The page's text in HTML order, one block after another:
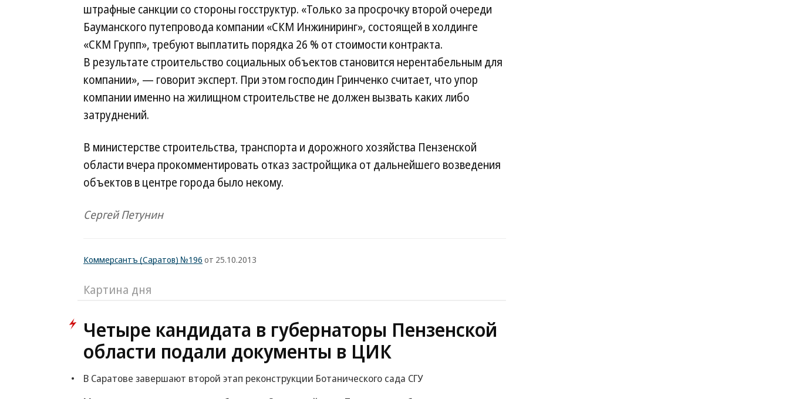
штрафные санкции со стороны госструктур. «Только за просрочку второй очереди
Бауманского путепровода компании «СКМ Инжиниринг», состоящей в холдинге
«СКМ Групп», требуют выплатить порядка 26 % от стоимости контракта.
В результате строительство социальных объектов становится нерентабельным для
компании», — говорит эксперт. При этом господин Гринченко считает, что упор
компании именно на жилищном строительстве не должен вызвать каких либо
затруднений.
В министерстве строительства, транспорта и дорожного хозяйства Пензенской
области вчера прокомментировать отказ застройщика от дальнейшего возведения
объектов в центре города было некому.
Сергей Петунин
Коммерсантъ (Саратов) №196 от 25.10.2013
Картина дня
Четыре кандидата в губернаторы Пензенской
области подали документы в ЦИК
В Саратове завершают второй этап реконструкции Ботанического сада СГУ